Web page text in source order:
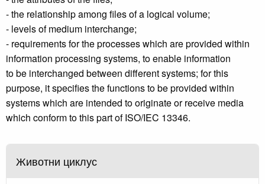
- the relationship among files of a logical volume;
- levels of medium interchange;
- requirements for the processes which are provided within
information processing systems, to enable information
to be interchanged between different systems; for this
purpose, it specifies the functions to be provided within
systems which are intended to originate or receive media
which conform to this part of ISO/IEC 13346.
Животни циклус